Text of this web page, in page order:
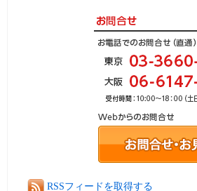
RSSフィードを取得する